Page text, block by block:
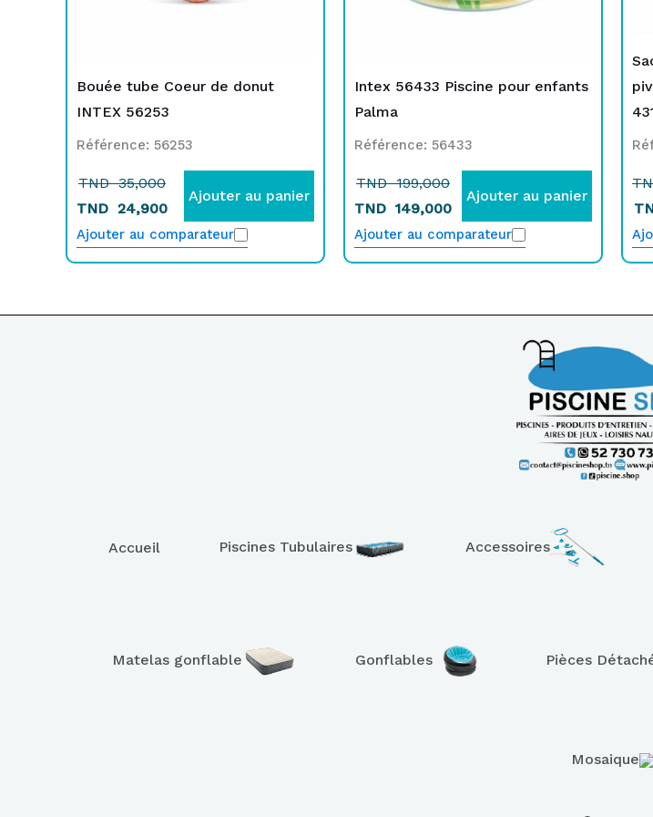
Bouée tube Coeur de donut
INTEX 56253
Référence: 56253
TND35,000
TND 24,900
Ajouter au panier
Ajouter au comparateur
Intex 56433 Piscine pour enfants
Palma
Référence: 56433
TND199,000
TND 149,000
Ajouter au panier
Ajouter au comparateur
Accueil Piscines Tubulaires Accessoires
Matelas gonflable Gonflables Pièces
Mosaique